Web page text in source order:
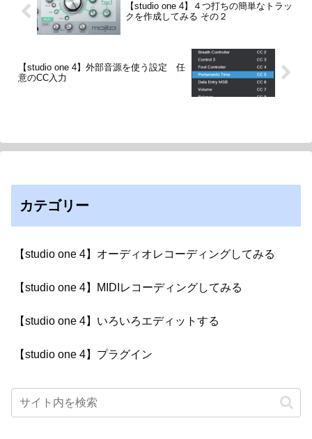
【studio one 4】４つ打ちの簡単なトラッ
クを作成してみる その２
【studio one 4】外部音源を使う設定 任
意のCC入力
カテゴリー
【studio one 4】オーディオレコーディングしてみる
【studio one 4】MIDIレコーディングしてみる
【studio one 4】いろいろエディットする
【studio one 4】プラグイン